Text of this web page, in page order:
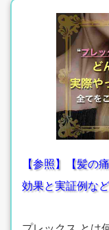
【参照】【髪の
効果と実証例な